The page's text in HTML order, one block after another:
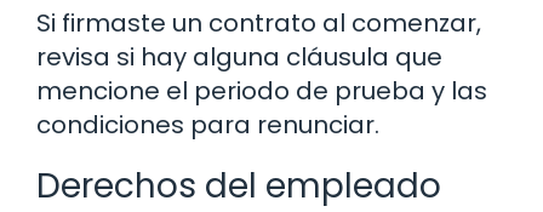
Si firmaste un contrato al comenzar,
revisa si hay alguna cláusula que
mencione el periodo de prueba y las
condiciones para renunciar.
Derechos del empleado